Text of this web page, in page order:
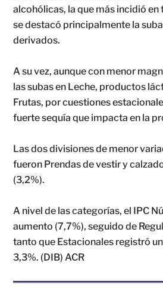
alcohólicas, la que más incidió en
se destacó principalmente la
derivados.
A su vez, aunque con menor
las subas en Leche, productos
Frutas, por cuestiones
fuerte sequía que impacta en la
Las dos divisiones de menor
fueron Prendas de vestir y
(3,2%).
A nivel de las categorías, el IPC
aumento (7,7%), seguido de
tanto que Estacionales registró
3,3%. (DIB) ACR